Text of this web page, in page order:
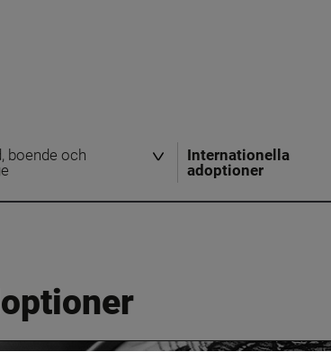
boende och
Internationella
adoptioner